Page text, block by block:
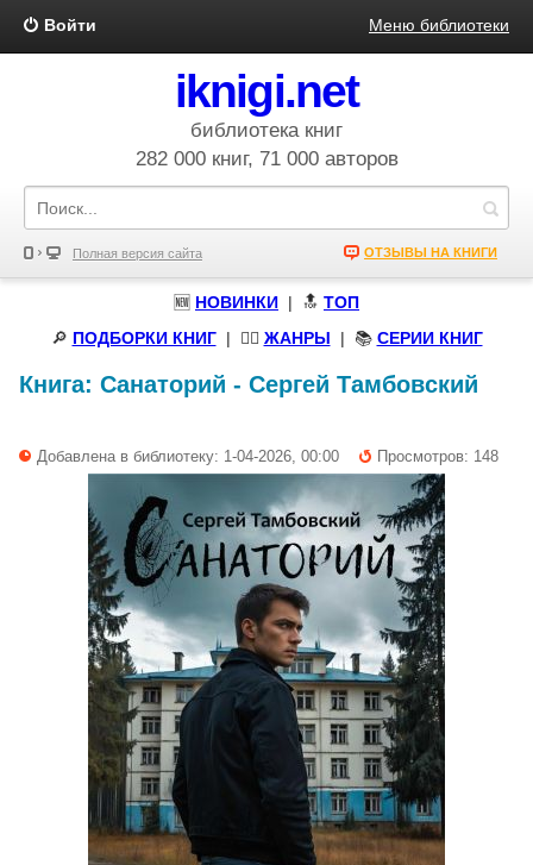
Войти Меню библиотеки
iknigi.net
библиотека книг
282 000 книг, 71 000 авторов
Полная версия сайта ОТЗЫВЫ НА КНИГИ
🆕 НОВИНКИ | 🔝 ТОП
🔎 ПОДБОРКИ КНИГ| 🧝‍♀️ ЖАНРЫ | 📚 СЕРИИ КНИГ
Книга: Санаторий - Сергей Тамбовский
Добавлена в библиотеку: 1-04-2026, 00:00 Просмотров: 148